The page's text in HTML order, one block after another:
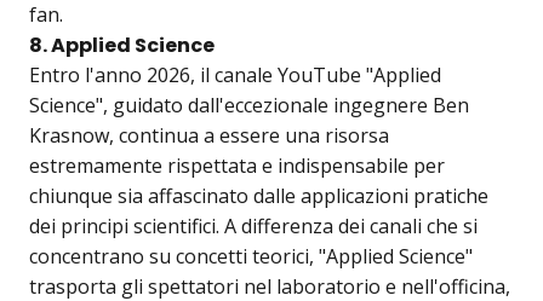
fan.
8. Applied Science
Entro l'anno 2026, il canale YouTube "Applied
Science", guidato dall'eccezionale ingegnere Ben
Krasnow, continua a essere una risorsa
estremamente rispettata e indispensabile per
chiunque sia affascinato dalle applicazioni pratiche
dei principi scientifici. A differenza dei canali che si
concentrano su concetti teorici, "Applied Science"
trasporta gli spettatori nel laboratorio e nell'officina,